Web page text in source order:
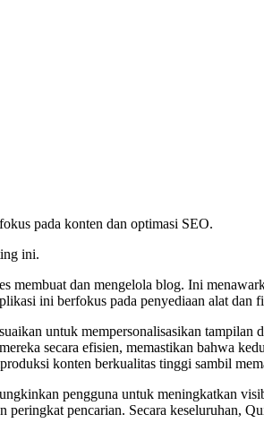
pada konten dan optimasi SEO.
ini.
dan mengelola blog. Ini
ini berfokus pada penyediaan alat
untuk mempersonalisasikan tampilan
secara efisien, memastikan bahwa
konten berkualitas tinggi sambil
pengguna untuk meningkatkan
pencarian. Secara keseluruhan,